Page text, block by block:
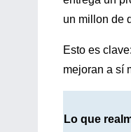
un millon de
Esto es
mejoran a sí
Lo que